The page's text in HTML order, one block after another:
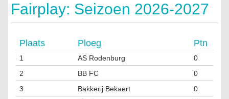
Fairplay: Seizoen 2026-2027
Plaats Ploeg Ptn
1 AS Rodenburg
0
2
BB FC
0
3
Bakkerij Bekaert
0